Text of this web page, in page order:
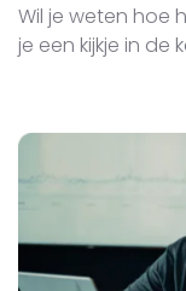
Wil je weten hoe
je een kijkje in de